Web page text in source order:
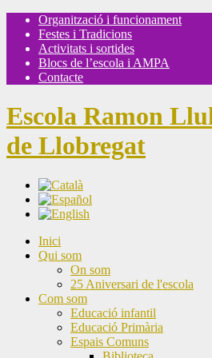
Organització i funcionament
Festes i Tradicions
Activitats i sortides
Blocs de l’escola i AMPA
Contacte
Escola Ramon
de Llobregat
Inici
Qui som
On som
25 Aniversari de l'escola
Com som
Educació infantil
Educació Primària
Espais Comuns